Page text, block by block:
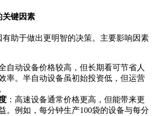
关键因素
助于做出更明智的决策。主要影响因素
全自动设备价格较高，但长期看可节省人
率。半自动设备虽初始投资低，但运营
：高速设备通常价格更高，但能带来更
。例如，每分钟生产100袋的设备与每分